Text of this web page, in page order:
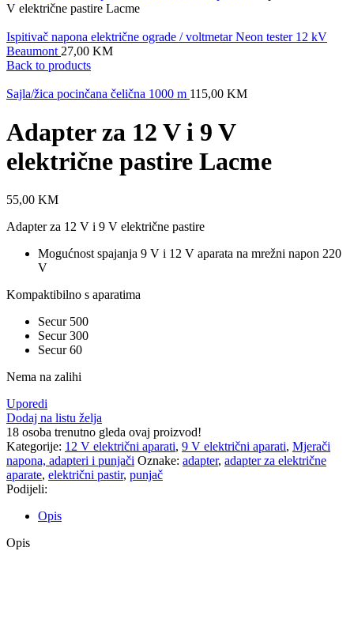
V električne pastire Lacme
Ispitivač napona električne ograde / voltmetar Neon tester 12 kV
Beaumont 27,00 KM
Back to products
Sajla/žica pocinčana čelična 1000 m 115,00 KM
Adapter za 12 V i 9 V
električne pastire Lacme
55,00 KM
Adapter za 12 V i 9 V električne pastire
Mogućnost spajanja 9 V i 12 V aparata na mrežni napon 220
V
Kompaktibilno s aparatima
Secur 500
Secur 300
Secur 60
Nema na zalihi
Uporedi
Dodaj na listu želja
18 osoba trenutno gleda ovaj proizvod!
Kategorije: 12 V električni aparati, 9 V električni aparati, Mjerači
napona, adapteri i punjači Oznake: adapter, adapter za električne
aparate, električni pastir, punjač
Podijeli:
Opis
Opis